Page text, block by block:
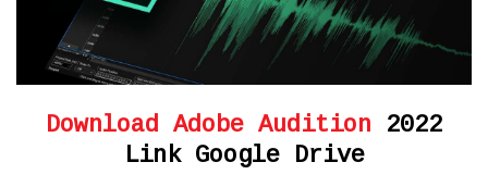
Download Adobe Audition 2022
Link Google Drive